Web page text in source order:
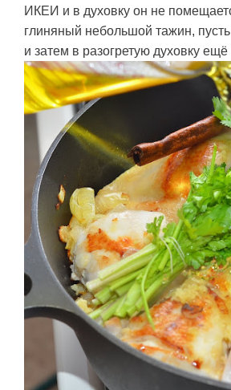
ИКЕИ и в духовку он не
глиняный небольшой тажин,
и затем в разогретую духовку ещё